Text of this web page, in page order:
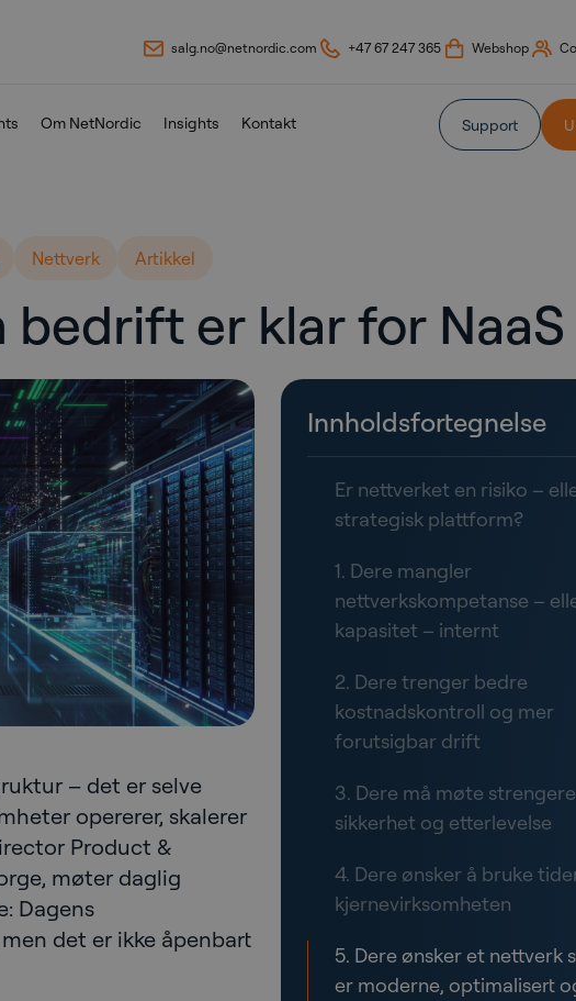
salg.no@netnordic.com +47 67 247 365 Webshop
Om NetNordic Insights Kontakt Support
Nettverk Artikkel
er klar for NaaS
– det er selve
opererer, skalerer
Product &
møter daglig
Dagens
det er ikke åpenbart
Innholdsfortegnelse
Er nettverket en risiko –
strategisk plattform?
1. Dere mangler
nettverkskompetanse –
kapasitet – internt
2. Dere trenger bedre
kostnadskontroll og mer
forutsigbar drift
3. Dere må møte
sikkerhet og etterlevelse
4. Dere ønsker å bruke
kjernevirksomheten
5. Dere ønsker et nettverk
er moderne, optimalisert